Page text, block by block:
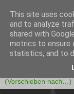
Outer
Verein zur
Kunstvermittlung
This site uses
and to analyze
shared with
metrics to ensure
statistics, and to